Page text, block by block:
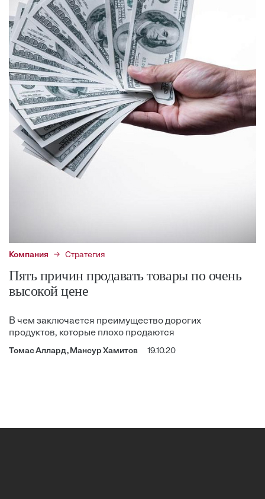
Компания Стратегия
Пять причин продавать товары по очень
высокой цене
В чем заключается преимущество дорогих
продуктов, которые плохо продаются
Томас Аллард, Мансур Хамитов 19.10.20